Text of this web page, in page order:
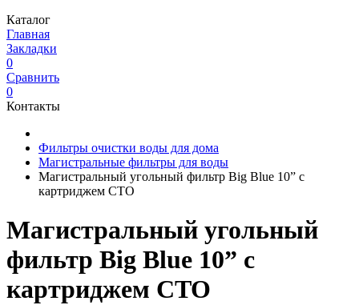
Каталог
Главная
Закладки
0
Сравнить
0
Контакты
Фильтры очистки воды для дома
Магистральные фильтры для воды
Магистральный угольный фильтр Big Blue 10” с
картриджем CTO
Магистральный угольный
фильтр Big Blue 10” с
картриджем CTO